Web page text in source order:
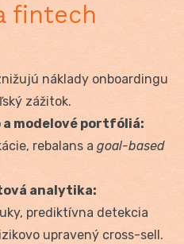
fintech
náklady onboardingu
zážitok.
modelové portfóliá:
rebalans a goal-based
analytika:
prediktívna detekcia
upravený cross-sell.